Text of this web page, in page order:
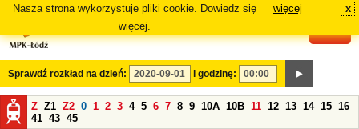
Nasza strona wykorzystuje pliki cookie. Dowiedz się
więcej.
więcej x
Sprawdź rozkład na dzień: i godzinę:
Z Z1 Z2 0 1 2 3 4 5 6 7 8 9 10A 10B 11 12 13 14 15 16
41 43 45